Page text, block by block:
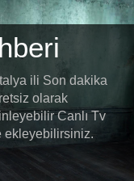
ili Son dakika
olarak
Canlı Tv
ekleyebilirsiniz.